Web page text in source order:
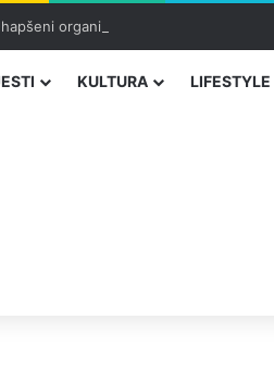
organizatori krijumčarenja
KULTURA LIFESTYLE